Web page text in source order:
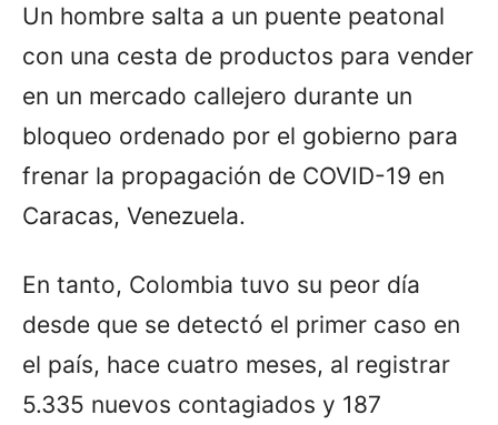
Un hombre salta a un puente peatonal
con una cesta de productos para vender
en un mercado callejero durante un
bloqueo ordenado por el gobierno para
frenar la propagación de COVID-19 en
Caracas, Venezuela.
En tanto, Colombia tuvo su peor día
desde que se detectó el primer caso en
el país, hace cuatro meses, al registrar
5.335 nuevos contagiados y 187